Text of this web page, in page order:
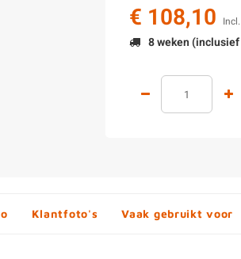
€ 108,10
8 weken
Klantfoto's Vaak gebruikt voor